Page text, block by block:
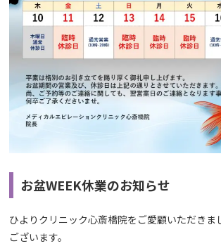
お盆WEEK休業のお知らせ
ひよりクリニック心斎橋院をご愛顧いただきま
ございます。